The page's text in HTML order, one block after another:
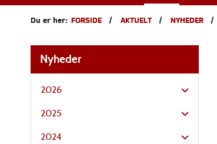
Du er her: FORSIDE AKTUELT NYHEDER
Nyheder
2026
2025
2024